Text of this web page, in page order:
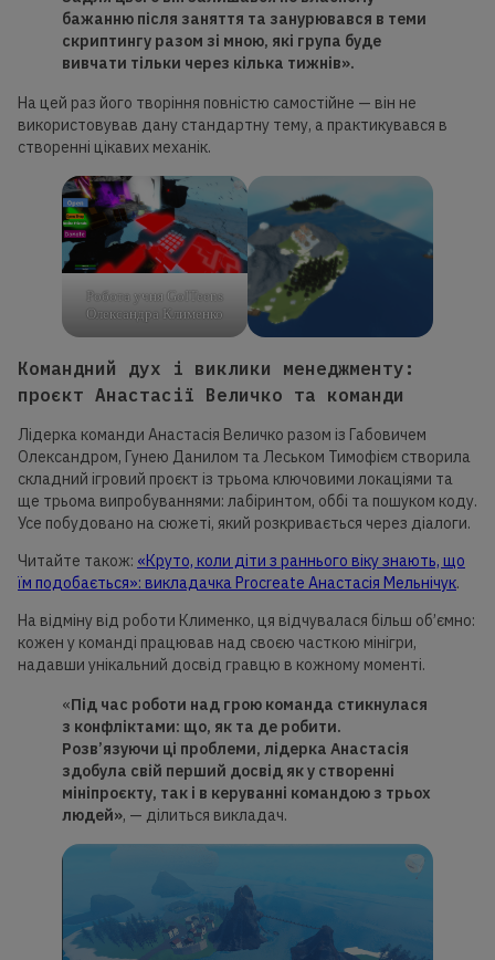
бажанню після заняття та занурювався в теми
скриптингу разом зі мною, які група буде
вивчати тільки через кілька тижнів».
На цей раз його творіння повністю самостійне — він не
використовував дану стандартну тему, а практикувався в
створенні цікавих механік.
Робота учня GoITeens
Олександра Клименко
Командний дух і виклики менеджменту:
проєкт Анастасії Величко та команди
Лідерка команди Анастасія Величко разом із Габовичем
Олександром, Гунею Данилом та Леськом Тимофієм створила
складний ігровий проєкт із трьома ключовими локаціями та
ще трьома випробуваннями: лабіринтом, оббі та пошуком коду.
Усе побудовано на сюжеті, який розкривається через діалоги.
Читайте також: «Круто, коли діти з раннього віку знають, що
їм подобається»: викладачка Procreate Анастасія Мельнічук.
На відміну від роботи Клименко, ця відчувалася більш об’ємно:
кожен у команді працював над своєю часткою мінігри,
надавши унікальний досвід гравцю в кожному моменті.
«Під час роботи над грою команда стикнулася
з конфліктами: що, як та де робити.
Розв’язуючи ці проблеми, лідерка Анастасія
здобула свій перший досвід як у створенні
мініпроєкту, так і в керуванні командою з трьох
людей», — ділиться викладач.